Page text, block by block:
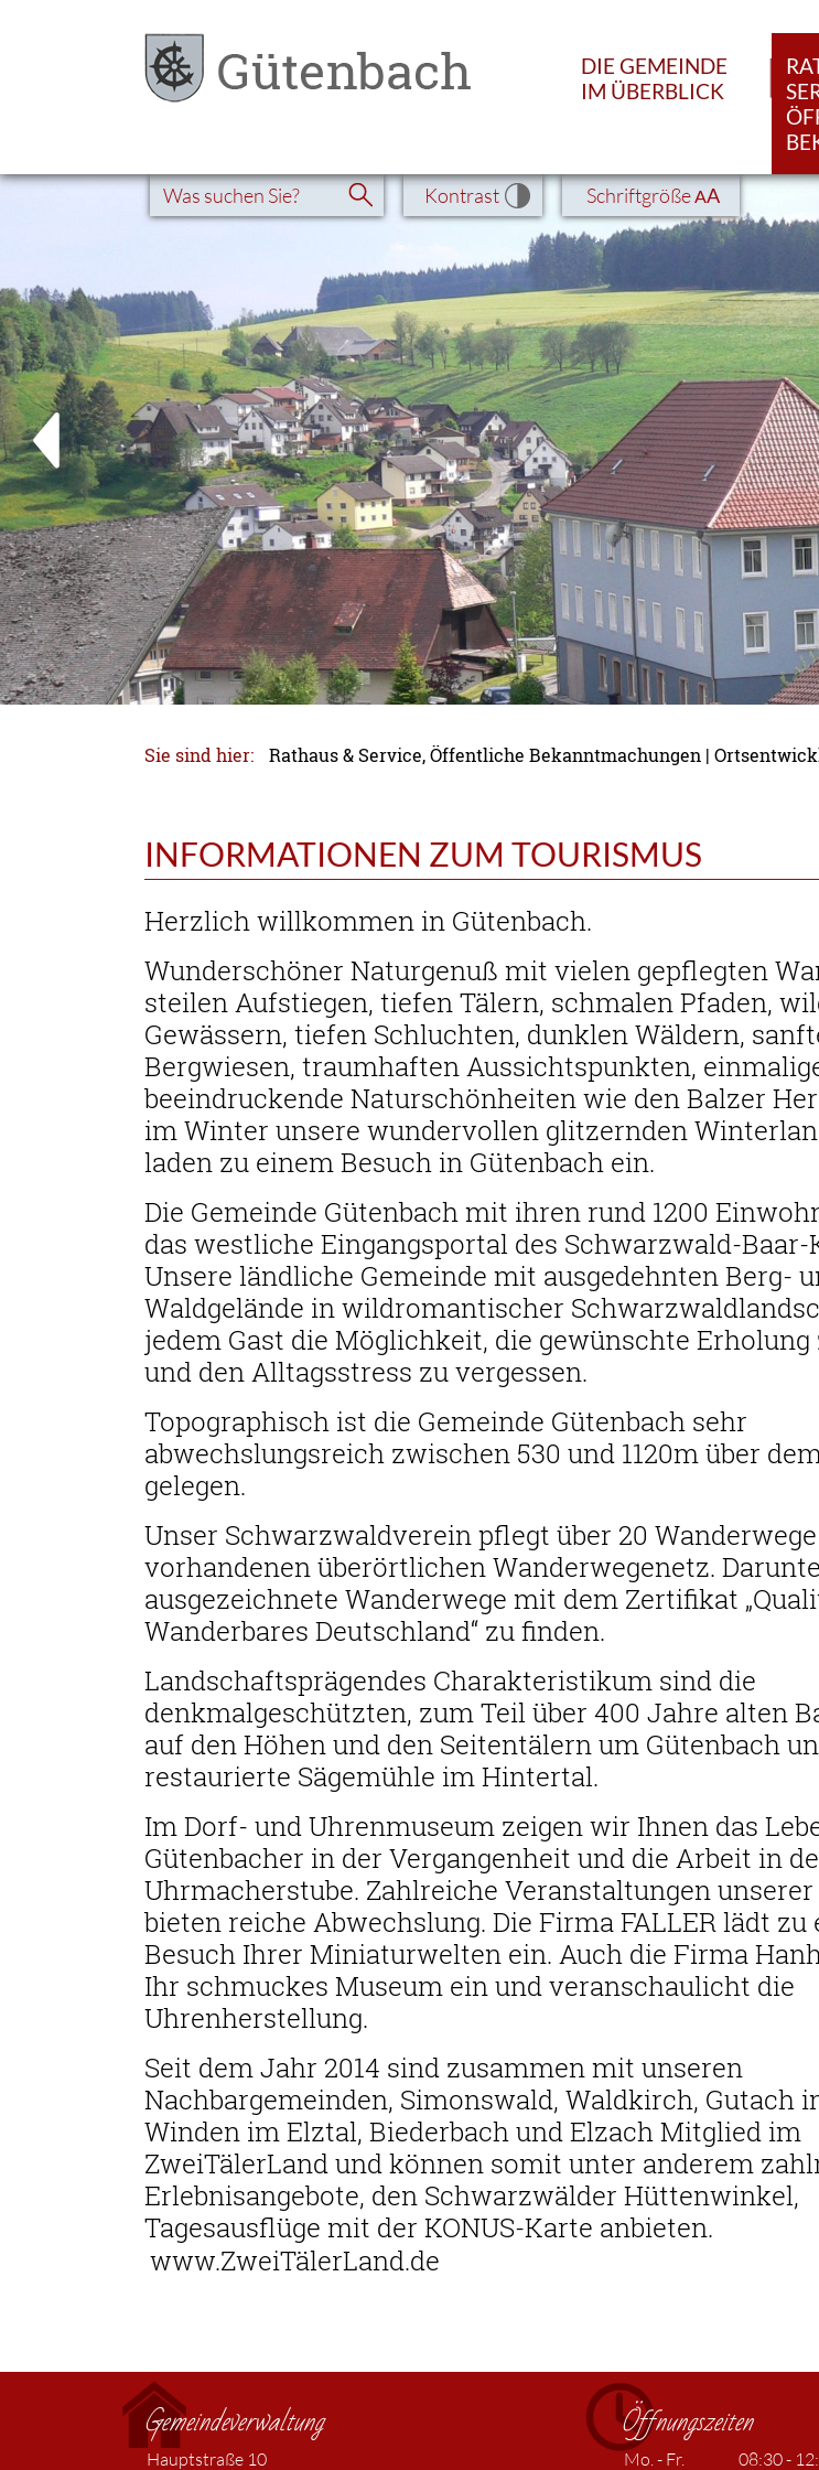
DIE GEMEINDE
IM ÜBERBLICK
Kontrast SchriftgrößeAA
Sie sind hier: Rathaus & Service, Öffentliche Bekanntmachungen |
INFORMATIONEN ZUM TOURISMUS
Herzlich willkommen in Gütenbach.
Wunderschöner Naturgenuß mit vielen gepflegten
steilen Aufstiegen, tiefen Tälern, schmalen Pfaden,
Gewässern, tiefen Schluchten, dunklen Wäldern,
Bergwiesen, traumhaften Aussichtspunkten,
beeindruckende Naturschönheiten wie den Balzer
im Winter unsere wundervollen glitzernden
laden zu einem Besuch in Gütenbach ein.
Die Gemeinde Gütenbach mit ihren rund 1200
das westliche Eingangsportal des Schwarzwald-Baar-
Unsere ländliche Gemeinde mit ausgedehnten Berg-
Waldgelände in wildromantischer
jedem Gast die Möglichkeit, die gewünschte
und den Alltagsstress zu vergessen.
Topographisch ist die Gemeinde Gütenbach sehr
abwechslungsreich zwischen 530 und 1120m über
gelegen.
Unser Schwarzwaldverein pflegt über 20
vorhandenen überörtlichen Wanderwegenetz.
ausgezeichnete Wanderwege mit dem Zertifikat
Wanderbares Deutschland“ zu finden.
Landschaftsprägendes Charakteristikum sind die
denkmalgeschützten, zum Teil über 400 Jahre alten
auf den Höhen und den Seitentälern um Gütenbach
restaurierte Sägemühle im Hintertal.
Im Dorf- und Uhrenmuseum zeigen wir Ihnen das
Gütenbacher in der Vergangenheit und die Arbeit in
Uhrmacherstube. Zahlreiche Veranstaltungen
bieten reiche Abwechslung. Die Firma FALLER lädt zu
Besuch Ihrer Miniaturwelten ein. Auch die Firma
Ihr schmuckes Museum ein und veranschaulicht die
Uhrenherstellung.
Seit dem Jahr 2014 sind zusammen mit unseren
Nachbargemeinden, Simonswald, Waldkirch, Gutach
Winden im Elztal, Biederbach und Elzach Mitglied im
ZweiTälerLand und können somit unter anderem
Erlebnisangebote, den Schwarzwälder Hüttenwinkel,
Tagesausflüge mit der KONUS-Karte anbieten.
www.ZweiTälerLand.de
Gemeindeverwaltung
Hauptstraße 10
Öffnungszeiten
Mo. - Fr. 08:30 -